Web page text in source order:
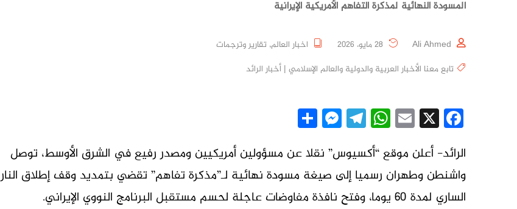
المسودة النهائية لمذكرة التفاهم الأمريكية الإيرانية
Ali Ahmed اخبار العالم, تقارير وترجمات
تابع معنا الأخبار العربية والدولية والعالم الإسلامي | أخبار الرائد
Facebook
X
Email
WhatsApp
Telegram
Messenger
الرائد- أعلن موقع “أكسيوس” نقلا عن مسؤولين أمريكيين ومصدر رفيع في الشرق الأوسط، توصل
واشنطن وطهران رسميا إلى صيغة مسودة نهائية لـ”مذكرة تفاهم” تقضي بتمديد وقف إطلاق النار
الساري لمدة 60 يوما، وفتح نافذة مفاوضات عاجلة لحسم مستقبل البرنامج النووي الإيراني.